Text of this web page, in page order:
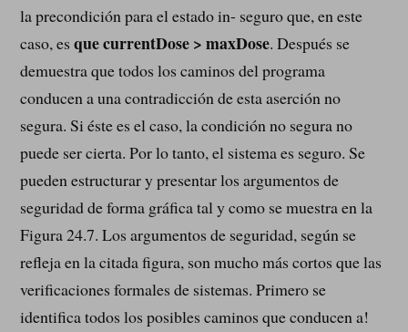
la precondición para el estado in- seguro que, en este
caso, esque currentDose > maxDose. Después se
demuestra que todos los caminos del programa
conducen a una contradicción de esta aserción no
segura. Si éste es el caso, la condición no segura no
puede ser cierta. Por lo tanto, el sistema es seguro. Se
pueden estructurar y presentar los argumentos de
seguridad de forma gráfica tal y como se muestra en la
Figura 24.7. Los argumentos de seguridad, según se
refleja en la citada figura, son mucho más cortos que las
verificaciones formales de sistemas. Primero se
identifica todos los posibles caminos que conducen a!